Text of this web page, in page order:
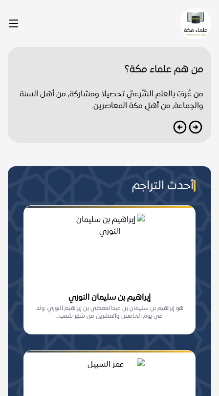
من هم علماء مكة؟
من عُرفَ بالعلمِ الشّرعيّ تحصيلا ومشاركة, من أهل السنة
والجماعة, من أهلِ مكة المعاصرين.
أحدث التراجم
إبراهيم بن سليمان النوري
هو إبراهيم بن سليمان بن عبدالمعطي بن إبراهيم النوري، ولد
في يوم الخامس والعشرين من شهر شعب...